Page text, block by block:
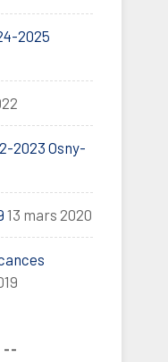
2025
2023 Osny-
13 mars 2020